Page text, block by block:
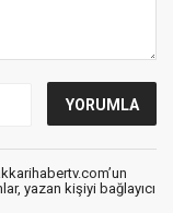
yazan kişiyi bağlayıcı